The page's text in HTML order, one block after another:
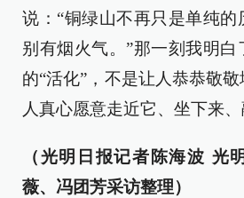
说：“铜绿山不再只是单纯
别有烟火气。”那一刻我明
的“活化”，不是让人恭恭敬
人真心愿意走近它、坐下来、
（光明日报记者陈海波 光
薇、冯团芳采访整理）